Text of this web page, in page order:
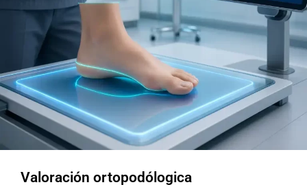
Valoración ortopodólogica